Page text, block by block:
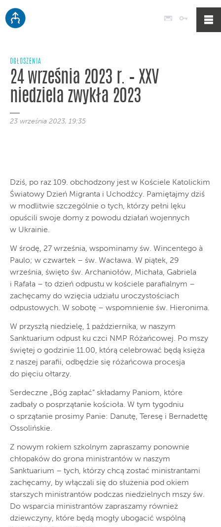
Poczta
OGŁOSZENIA
24 września 2023 r. – XXV
niedziela zwykła 2023
23 września 2023, 19:35
Dziś, po raz 109. obchodzony jest w Kościele Katolickim
Światowy Dzień Migranta i Uchodźcy. Pamiętajmy dziś
w modlitwie szczególnie o tych, którzy pełni lęku
opuścili swoje domy z powodu działań wojennych
w Ukrainie.
W środę, 27 września, wspominamy św. Wincentego à
Paulo; w czwartek – św. Wacława. W piątek, 29
września, święto św. Archaniołów, Michała, Gabriela
i Rafała – to dzień odpustu w kościele parafialnym –
zachęcamy do wzięcia udziału uroczystościach
odpustowych. W sobotę – wspomnienie św. Hieronima.
W przyszłą niedzielę, 1 października, w naszym
Sanktuarium odpust ku czci NMP Różańcowej. Po mszy
świętej o godzinie 11.00, którą celebrować będą księża
z naszej parafii, odbędzie się różańcowa procesja
do pięciu ołtarzy.
Serdeczne „Bóg zapłać” składamy Paniom, które
zadbały o posprzątanie kościoła. W tym tygodniu
o sprzątanie prosimy Panie: Danutę, Teresę i Bernadettę
Ossolińskie.
Z nowym rokiem szkolnym zapraszamy ponownie
chłopaków do grona ministrantów w naszym
Sanktuarium – tych, którzy chcą zostać ministrantami
zachęcamy, by włączali się do służenia pod okiem
starszych ministrantów podczas niedzielnych mszy św.
Do wsparcia ministrantów zapraszamy również
dziewczyny, które będą mogły ubogacić wspólną